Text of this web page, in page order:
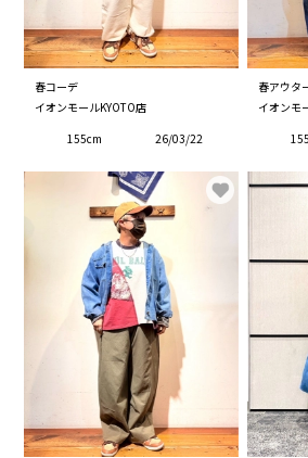
春コーデ
イオンモールKYOTO店
155cm
26/03/22
春アウタ
イオンモ